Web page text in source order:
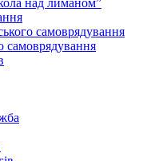
над лиманом”
самоврядування
самоврядування